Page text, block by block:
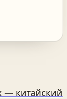
— китайский